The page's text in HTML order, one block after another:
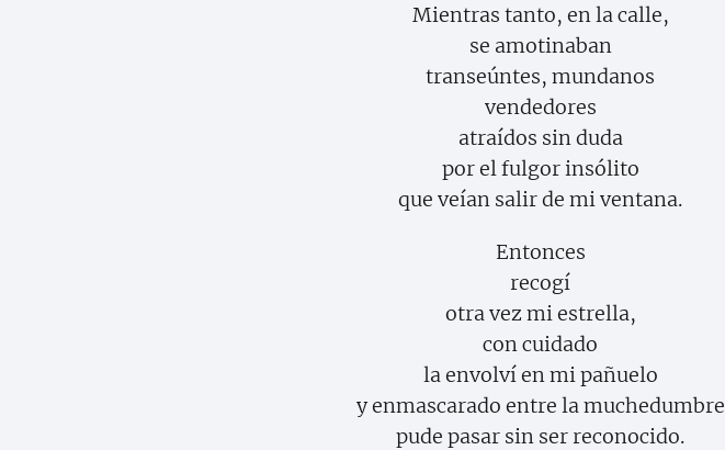
Mientras tanto, en la calle,
se amotinaban
transeúntes, mundanos
vendedores
atraídos sin duda
por el fulgor insólito
que veían salir de mi ventana.
Entonces
recogí
otra vez mi estrella,
con cuidado
la envolví en mi pañuelo
y enmascarado entre la muchedumbre
pude pasar sin ser reconocido.